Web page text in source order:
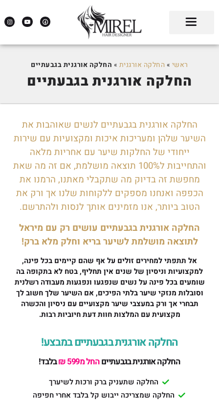
ראשי »החלקה אורגנית » החלקה אורגנית בגבעתיים
החלקה אורגנית בגבעתיים
החלקה אורגנית בגבעתיים לנשים שאוהבות את
השיער שלהן ומעריכות איכות ומקצועיות עם שירות
ייחודי של החלקות שיער עם אחריות מלאה
והתחייבות ל100% תוצאה מושלמת, אם זה מה שאת
מחפשת זה בדיוק מה שתקבלי מאתנו, הרמנו את
הכפפה ואנחנו מספקים ללקוחות שלנו אך ורק את
הטוב ביותר, אנו מזמינים אותך לנסות ולהתרשם.
החלקה אורגנית בגבעתיים עושים רק עם מיראל
לתוצאה מושלמת לשיער בריא וחלק מלא ברק!
אל תתפתי למחירים זולים על אף שהם קיימים בכל פינה,
למקצועיות וניסיון של שנים אין תחליף, בטח לא בתקופה בה
שומעים בכל פינה על נשים שנפגעו ונפגעות מעבודה רשלנית
וסובלות מנזקי שיער בלתי הפיכים, אם השיער שלך חשוב לך
תבחרי אך ורק במעצבי שיער מקצועיים עם ניסיון והכשרה
מקצועית עם המלצות חוות דעת חיוביות רבות.
החלקה אורגנית בגבעתיים במבצע!
החלקה אורגנית בגבעתייםהחל מ599 ₪ בלבד!
החלקה שתעניק ברק ורכות לשיערך
החלקה שמצריכה ייבוש קל בלבד אחרי חפיפה